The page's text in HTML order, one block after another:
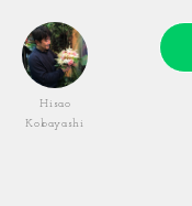
Hisao
Kobayashi